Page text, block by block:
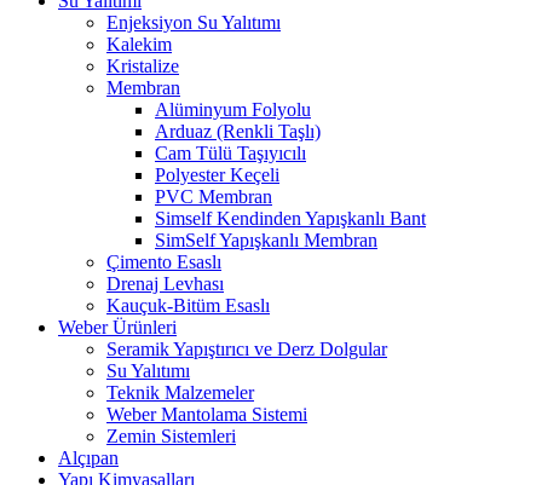
Enjeksiyon Su Yalıtımı
Kalekim
Kristalize
Membran
Alüminyum Folyolu
Arduaz (Renkli Taşlı)
Cam Tülü Taşıyıcılı
Polyester Keçeli
PVC Membran
Simself Kendinden Yapışkanlı Bant
SimSelf Yapışkanlı Membran
Çimento Esaslı
Drenaj Levhası
Kauçuk-Bitüm Esaslı
Weber Ürünleri
Seramik Yapıştırıcı ve Derz Dolgular
Su Yalıtımı
Teknik Malzemeler
Weber Mantolama Sistemi
Zemin Sistemleri
Alçıpan
Yapı Kimyasalları